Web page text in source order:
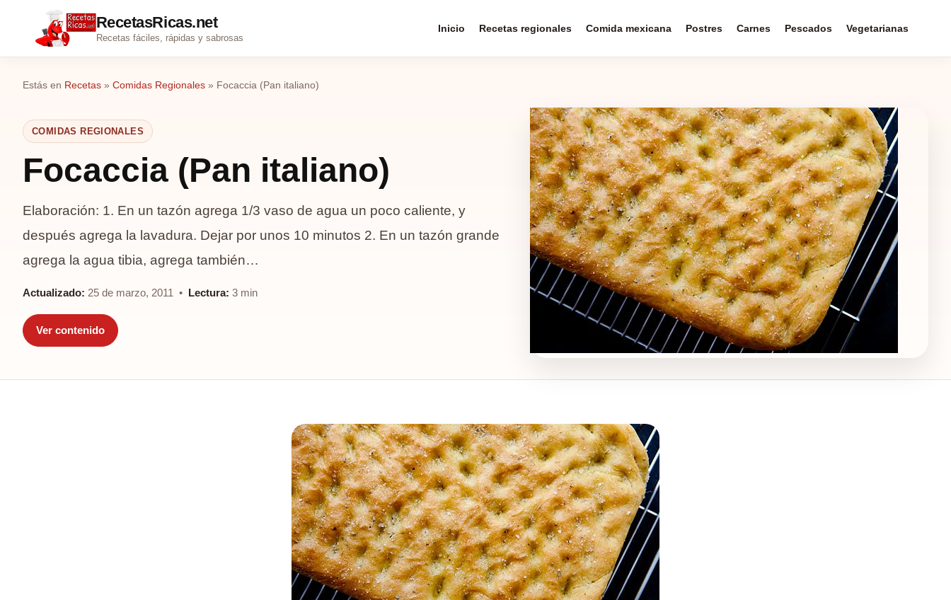
RecetasRicas.net
Recetas fáciles, rápidas y sabrosas
Inicio Recetas regionales Comida mexicana Postres Carnes Pescados Vegetarianas
Estás en Recetas » Comidas Regionales » Focaccia (Pan italiano)
COMIDAS REGIONALES
Focaccia (Pan italiano)
Elaboración: 1. En un tazón agrega 1/3 vaso de agua un poco caliente, y
después agrega la lavadura. Dejar por unos 10 minutos 2. En un tazón grande
agrega la agua tibia, agrega también…
Actualizado: 25 de marzo, 2011 • Lectura: 3 min
Ver contenido